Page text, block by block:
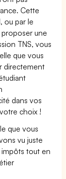
Cette
ou par le
proposer une
TNS, vous
que vous
directement
dans vos
choix !
que vous
vu juste
impôts tout en